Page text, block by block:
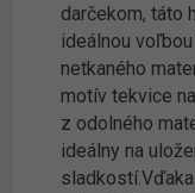
darčekom, táto
ideálnou
netkaného
motív tekvice
z odolného
ideálny na